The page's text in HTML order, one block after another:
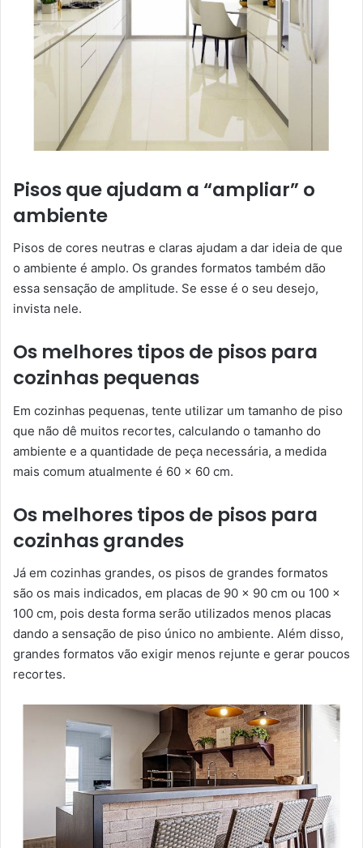
Pisos que ajudam a “ampliar” o
ambiente
Pisos de cores neutras e claras ajudam a dar ideia de que
o ambiente é amplo. Os grandes formatos também dão
essa sensação de amplitude. Se esse é o seu desejo,
invista nele.
Os melhores tipos de pisos para
cozinhas pequenas
Em cozinhas pequenas, tente utilizar um tamanho de piso
que não dê muitos recortes, calculando o tamanho do
ambiente e a quantidade de peça necessária, a medida
mais comum atualmente é 60 x 60 cm.
Os melhores tipos de pisos para
cozinhas grandes
Já em cozinhas grandes, os pisos de grandes formatos
são os mais indicados, em placas de 90 x 90 cm ou 100 x
100 cm, pois desta forma serão utilizados menos placas
dando a sensação de piso único no ambiente. Além disso,
grandes formatos vão exigir menos rejunte e gerar poucos
recortes.